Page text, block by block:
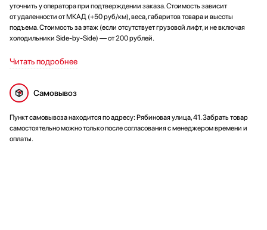
уточнить у оператора при подтверждении заказа. Стоимость зависит
от удаленности от МКАД (+50 руб/км), веса, габаритов товара и высоты
подъема. Стоимость за этаж (если отсутствует грузовой лифт, и не включая
холодильники Side-by-Side) — от 200 рублей.
Читать подробнее
Самовывоз
Пункт самовывоза находится по адресу: Рябиновая улица, 41. Забрать товар
самостоятельно можно только после согласования с менеджером времени и
оплаты.